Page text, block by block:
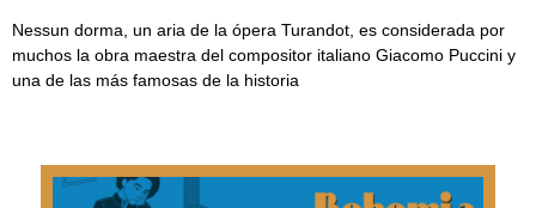
Nessun dorma, un aria de la ópera Turandot, es considerada por
muchos la obra maestra del compositor italiano Giacomo Puccini y
una de las más famosas de la historia